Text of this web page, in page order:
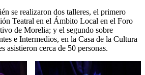
se realizaron dos talleres, el primero
Teatral en el Ámbito Local en el Foro
de Morelia; y el segundo sobre
e Intermedios, en la Casa de la Cultura
asistieron cerca de 50 personas.